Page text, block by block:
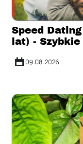
Speed
lat) -
09.08.2026